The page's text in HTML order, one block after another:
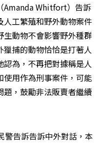
Amanda Whitfort）告訴
人工繁殖和野外動物案件
生動物不會影響野外種群
捕的動物恰恰是打著人
為，不再把對據稱是人
用作為刑事案件，可能
題，鼓勵非法販賣者繼續
警告訴告訴中外對話，本